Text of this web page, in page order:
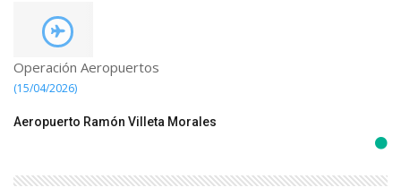
Operación Aeropuertos
(15/04/2026)
Aeropuerto Ramón Villeta Morales